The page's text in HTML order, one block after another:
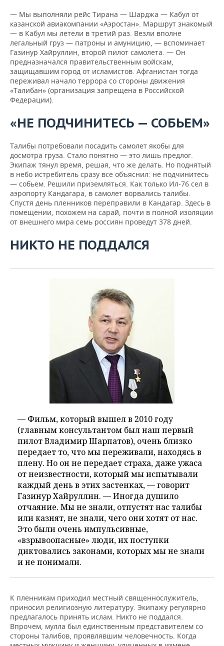
— Мы выполняли рейс Тирана — Шарджа — Кабул от
казанской авиа­компании «Аэростан». Маршрут знакомый
— в Кабул мы летели в третий раз. Везли вполне
легальный груз — патроны и амуницию, — вспоминает
Газинур Хайруллин, второй пилот самолета. — Он
предназначался правительственным войскам,
защищавшим город от исламистов. Афганистан тогда
переживал начало террора со стороны движения
«Талибан» (организация запрещена в Российской
Федерации).
«НЕ ПОДЧИНИТЕСЬ — СОБЬЕМ»
Талибы потребовали посадить самолет якобы для
досмотра груза. Стало понятно — это лишь предлог.
Экипаж тянул время, решая, что же делать. Но поднятый
в небо истребитель сразу все объяснил: не подчинитесь
— собьем. Решили приземляться. Как только Ил‑76 сел в
аэропорту Кандагара, в самолет ворвались талибы.
Спустя день пленников переправили в Кандагар. Здесь в
помещении, похожем на сарай, почти в полной изоляции
от внешнего мира семь россиян проведут 378 дней.
НИКТО НЕ ПОДДАЛСЯ
— Фильм, который вышел в 2010 году
(главным консультантом был наш первый
пилот Владимир Шарпатов), очень близко
передает то, что мы переживали, находясь в
плену. Но он не передает страха, даже ужаса
от неизвестности, который мы испытывали
каждый день в этих застенках, — говорит
Газинур Хайруллин. — Иногда душило
отчаяние. Мы не знали, отпустят нас талибы
или казнят, не знали, чего они хотят от нас.
Это были очень импульсивные,
«взрывоопасные» люди, их поступки
диктовались законами, которых мы не знали
и не понимали.
К пленникам приходил местный священнослужитель,
приносил религиозную литературу. Экипажу регулярно
предлагалось принять ислам. Никто не поддался.
Впрочем, мулла был единственным представителем со
стороны талибов, проявлявшим человечность. Когда